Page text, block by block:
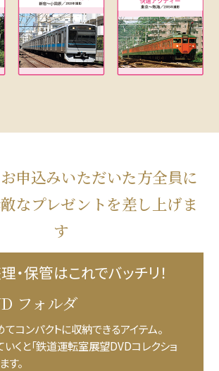
申込みいただいた方全員に
なプレゼントを差し上げま
す
・保管はこれでバッチリ！
フォルダ
コンパクトに収納できるアイテム。
くと「鉄道運転室展望DVDコレクショ
す。